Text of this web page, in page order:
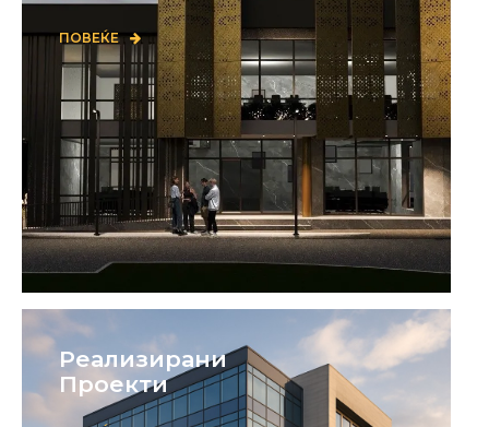
ПОВЕЌЕ
Реализирани
Проекти